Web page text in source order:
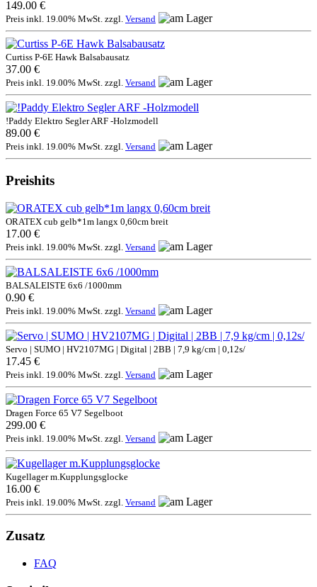
149.00 €
Preis inkl. 19.00% MwSt. zzgl. Versand
Curtiss P-6E Hawk Balsabausatz
37.00 €
Preis inkl. 19.00% MwSt. zzgl. Versand
!Paddy Elektro Segler ARF -Holzmodell
89.00 €
Preis inkl. 19.00% MwSt. zzgl. Versand
Preishits
ORATEX cub gelb*1m langx 0,60cm breit
17.00 €
Preis inkl. 19.00% MwSt. zzgl. Versand
BALSALEISTE 6x6 /1000mm
0.90 €
Preis inkl. 19.00% MwSt. zzgl. Versand
Servo | SUMO | HV2107MG | Digital | 2BB | 7,9 kg/cm | 0,12s/
17.45 €
Preis inkl. 19.00% MwSt. zzgl. Versand
Dragen Force 65 V7 Segelboot
299.00 €
Preis inkl. 19.00% MwSt. zzgl. Versand
Kugellager m.Kupplungsglocke
16.00 €
Preis inkl. 19.00% MwSt. zzgl. Versand
Zusatz
FAQ